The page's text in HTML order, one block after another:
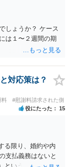
しょうか？ ケース
は１〜２週間の期
対応策は？
料 #慰謝料請求された側
役にたった 15
る限り、婚約や内
支払義務はないと
いう名目で数十